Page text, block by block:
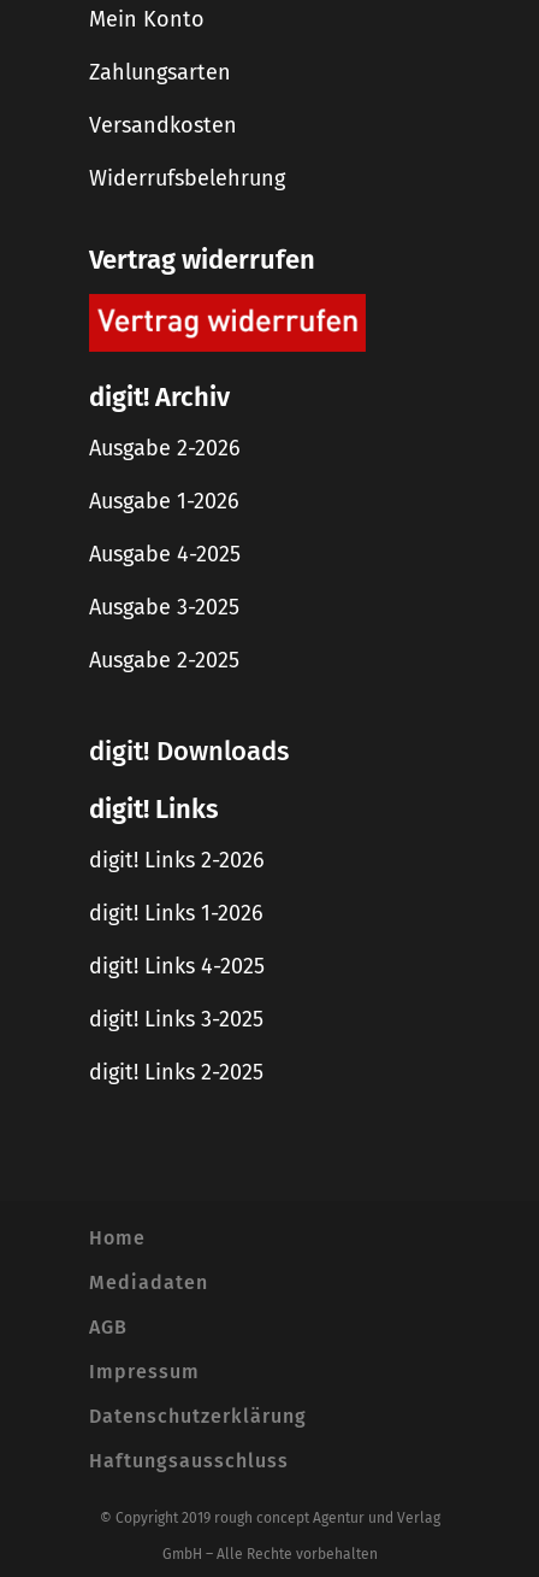
Mein Konto
Zahlungsarten
Versandkosten
Widerrufsbelehrung
Vertrag widerrufen
digit! Archiv
Ausgabe 2-2026
Ausgabe 1-2026
Ausgabe 4-2025
Ausgabe 3-2025
Ausgabe 2-2025
digit! Downloads
digit! Links
digit! Links 2-2026
digit! Links 1-2026
digit! Links 4-2025
digit! Links 3-2025
digit! Links 2-2025
Home
Mediadaten
AGB
Impressum
Datenschutzerklärung
Haftungsausschluss
© Copyright 2019 rough concept Agentur und Verlag
GmbH – Alle Rechte vorbehalten